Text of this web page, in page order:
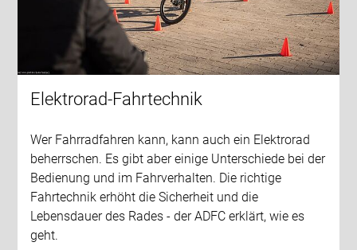
Elektrorad-Fahrtechnik
Wer Fahrradfahren kann, kann auch ein Elektrorad
beherrschen. Es gibt aber einige Unterschiede bei der
Bedienung und im Fahrverhalten. Die richtige
Fahrtechnik erhöht die Sicherheit und die
Lebensdauer des Rades - der ADFC erklärt, wie es
geht.